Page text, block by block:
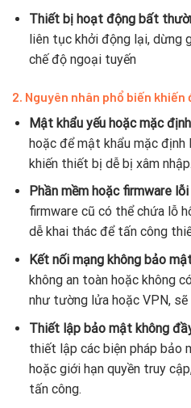
Thiết bị hoạt động bất
liên tục khởi động lại, dừng
chế độ ngoại tuyến
2. Nguyên nhân phổ biến
Mật khẩu yếu hoặc mặc
hoặc để mật khẩu mặc định
khiến thiết bị dễ bị xâm nhập.
Phần mềm hoặc firmware
firmware cũ có thể chứa lỗ
dễ khai thác để tấn công
Kết nối mạng không bảo
không an toàn hoặc không
như tường lửa hoặc VPN, sẽ
Thiết lập bảo mật không
thiết lập các biện pháp bảo
hoặc giới hạn quyền truy
tấn công.